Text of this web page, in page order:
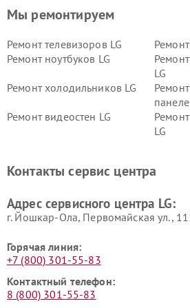
Мы ремонтируем
Ремонт телевизоров LG
Ремонт ноутбуков LG
LG
Ремонт холодильников LG
Ремонт видеостен LG
LG
Ремонт морозильных камер
Ремонт
Контакты сервис центра
Адрес сервисного центра LG:
г. Йошкар-Ола, Первомайская ул.,
Горячая линия:
+7 (800) 301-55-83
Контактный телефон:
8 (800) 301-55-83